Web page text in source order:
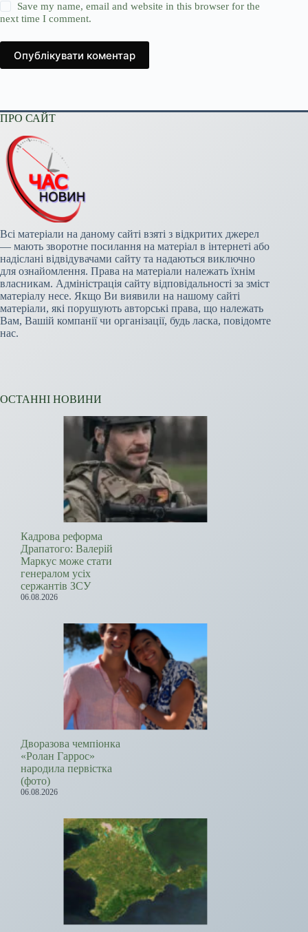
Save my name, email and website in this browser for the
next time I comment.
Опублікувати коментар
ПРО САЙТ
Всі матеріали на даному сайті взяті з відкритих джерел
— мають зворотне посилання на матеріал в інтернеті або
надіслані відвідувачами сайту та надаються виключно
для ознайомлення. Права на матеріали належать їхнім
власникам. Адміністрація сайту відповідальності за зміст
матеріалу несе. Якщо Ви виявили на нашому сайті
матеріали, які порушують авторські права, що належать
Вам, Вашій компанії чи організації, будь ласка, повідомте
нас.
ОСТАННІ НОВИНИ
Кадрова реформа
Драпатого: Валерій
Маркус може стати
генералом усіх
сержантів ЗСУ
06.08.2026
Дворазова чемпіонка
«Ролан Гаррос»
народила первістка
(фото)
06.08.2026